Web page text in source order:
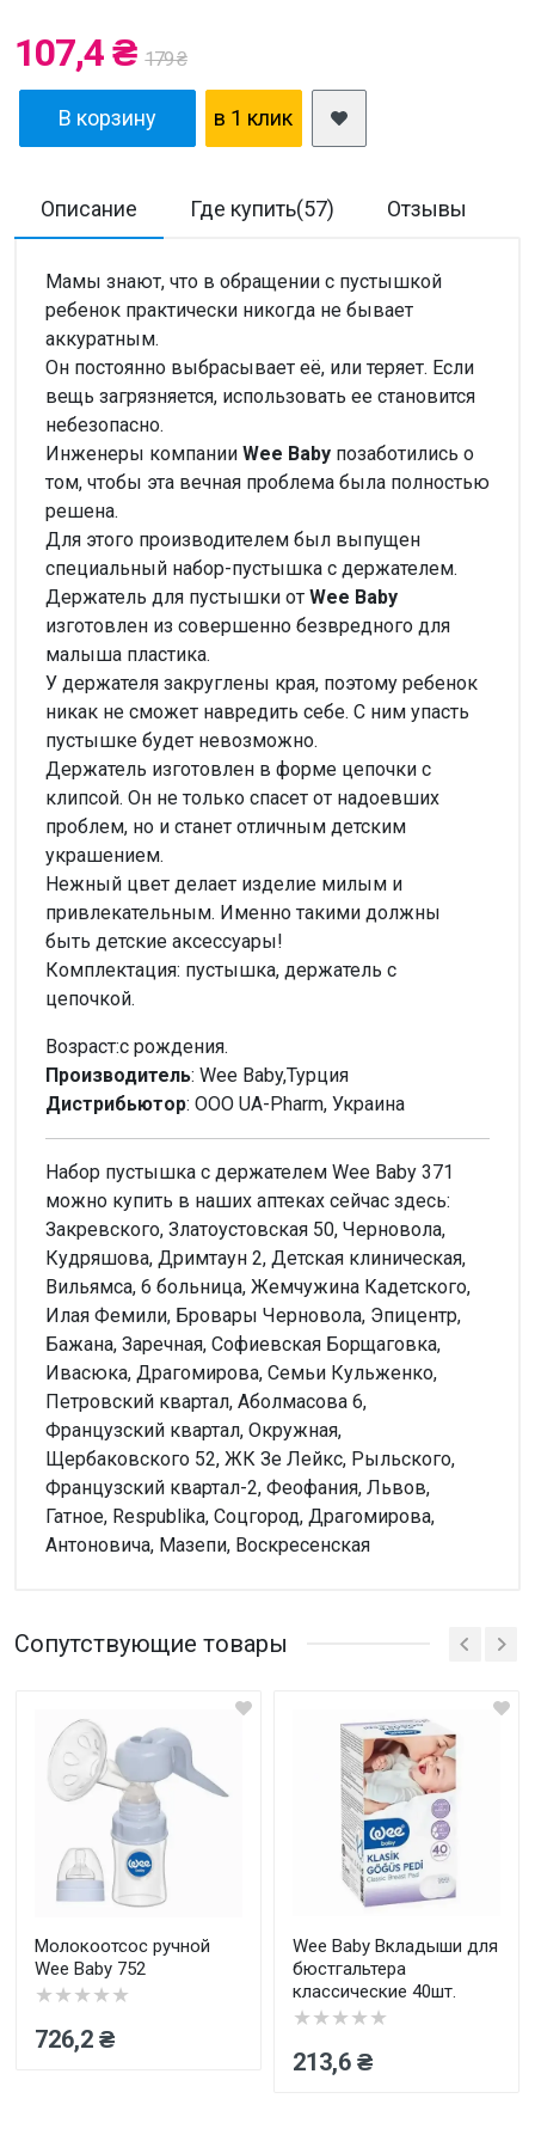
107,4 ₴ 179 ₴
В корзину в 1 клик
Описание Где купить(57) Отзывы
Мамы знают, что в обращении с пустышкой
ребенок практически никогда не бывает
аккуратным.
Он постоянно выбрасывает её, или теряет. Если
вещь загрязняется, использовать ее становится
небезопасно.
Инженеры компании Wee Baby позаботились о
том, чтобы эта вечная проблема была полностью
решена.
Для этого производителем был выпущен
специальный набор-пустышка с держателем.
Держатель для пустышки от Wee Baby
изготовлен из совершенно безвредного для
малыша пластика.
У держателя закруглены края, поэтому ребенок
никак не сможет навредить себе. С ним упасть
пустышке будет невозможно.
Держатель изготовлен в форме цепочки с
клипсой. Он не только спасет от надоевших
проблем, но и станет отличным детским
украшением.
Нежный цвет делает изделие милым и
привлекательным. Именно такими должны
быть детские аксессуары!
Комплектация: пустышка, держатель с
цепочкой.
Возраст:с рождения.
Производитель: Wee Baby,Турция
Дистрибьютор: ООО UA-Pharm, Украина
Набор пустышка с держателем Wee Baby 371
можно купить в наших аптеках сейчас здесь:
Закревского, Златоустовская 50, Черновола,
Кудряшова, Дримтаун 2, Детская клиническая,
Вильямса, 6 больница, Жемчужина Кадетского,
Илая Фемили, Бровары Черновола, Эпицентр,
Бажана, Заречная, Софиевская Борщаговка,
Ивасюка, Драгомирова, Семьи Кульженко,
Петровский квартал, Аболмасова 6,
Французский квартал, Окружная,
Щербаковского 52, ЖК Зе Лейкс, Рыльского,
Французский квартал-2, Феофания, Львов,
Гатное, Respublika, Соцгород, Драгомирова,
Антоновича, Мазепи, Воскресенская
Написать отзыв
Оценка
Ваш отзыв
Сопутствующие товары
Молокоотсос ручной
Wee Baby 752
★★★★★
726,2 ₴
Wee Baby Вкладыши для
бюстгальтера
классические 40шт.
★★★★★
213,6 ₴